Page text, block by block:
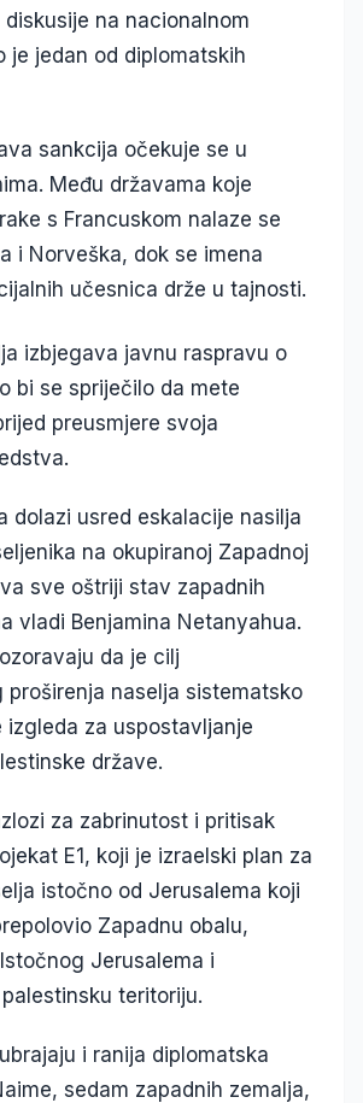
na nacionalnom
je jedan od diplomatskih
sankcija očekuje se u
Među državama koje
s Francuskom nalaze se
i Norveška, dok se imena
učesnica drže u tajnosti.
izbjegava javnu raspravu o
bi se spriječilo da mete
preusmjere svoja
dolazi usred eskalacije nasilja
na okupiranoj Zapadnoj
sve oštriji stav zapadnih
vladi Benjamina Netanyahua.
da je cilj
proširenja naselja sistematsko
izgleda za uspostavljanje
države.
za zabrinutost i pritisak
E1, koji je izraelski plan za
istočno od Jerusalema koji
Zapadnu obalu,
Jerusalema i
teritoriju.
i ranija diplomatska
sedam zapadnih zemalja,